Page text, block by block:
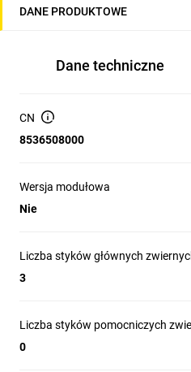
DANE PRODUKTOWE
Dane techniczne
CN
8536508000
Wersja modułowa
Nie
Liczba styków głównych
3
Liczba styków pomocniczych
0